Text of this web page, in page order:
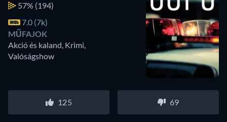
57% (194)
7.0 (7k)
MŰFAJOK
Akció és kaland, Krimi,
Valóságshow
125 69